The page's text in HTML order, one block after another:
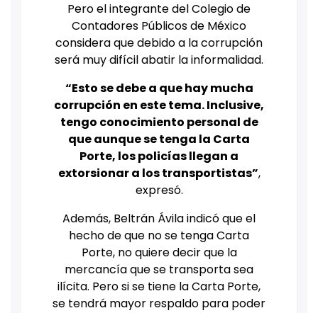
Pero el integrante del Colegio de
Contadores Públicos de México
considera que debido a la corrupción
será muy difícil abatir la informalidad.
“Esto se debe a que hay mucha
corrupción en este tema. Inclusive,
tengo conocimiento personal de
que aunque se tenga la Carta
Porte, los policías llegan a
extorsionar a los transportistas”,
expresó.
Además, Beltrán Ávila indicó que el
hecho de que no se tenga Carta
Porte, no quiere decir que la
mercancía que se transporta sea
ilícita. Pero si se tiene la Carta Porte,
se tendrá mayor respaldo para poder